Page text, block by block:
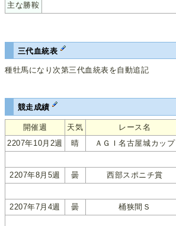
主な勝鞍
三代血統表
種牡馬になり次第三代血統表を自動追記
競走成績
開催週 天気 レース名
2207年10月2週
晴 ＡＧＩ名古屋城カップ
2207年8月5週 曇 西部スポニチ賞
2207年7月4週 曇 桶狭間Ｓ